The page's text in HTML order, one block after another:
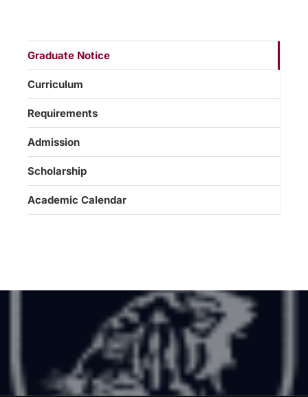
Graduate Notice
Curriculum
Requirements
Admission
Scholarship
Academic Calendar